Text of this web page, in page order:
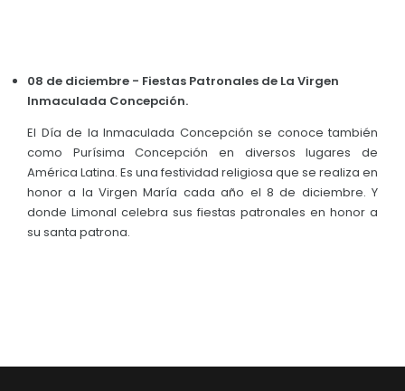
08 de diciembre - Fiestas Patronales de La Virgen
Inmaculada Concepción.
El Día de la Inmaculada Concepción se conoce también
como Purísima Concepción en diversos lugares de
América Latina. Es una festividad religiosa que se realiza en
honor a la Virgen María cada año el 8 de diciembre. Y
donde Limonal celebra sus fiestas patronales en honor a
su santa patrona.